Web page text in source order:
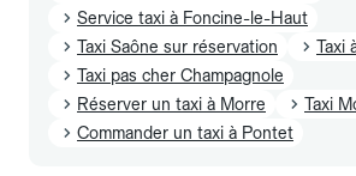
Service taxi à Foncine-le-Haut
Taxi Saône sur réservation
Taxi
Taxi pas cher Champagnole
Réserver un taxi à Morre
Taxi
Commander un taxi à Pontet